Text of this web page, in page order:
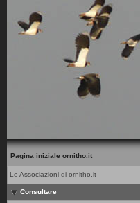
Pagina iniziale ornitho.it
Le Associazioni di ornitho.it
Consultare